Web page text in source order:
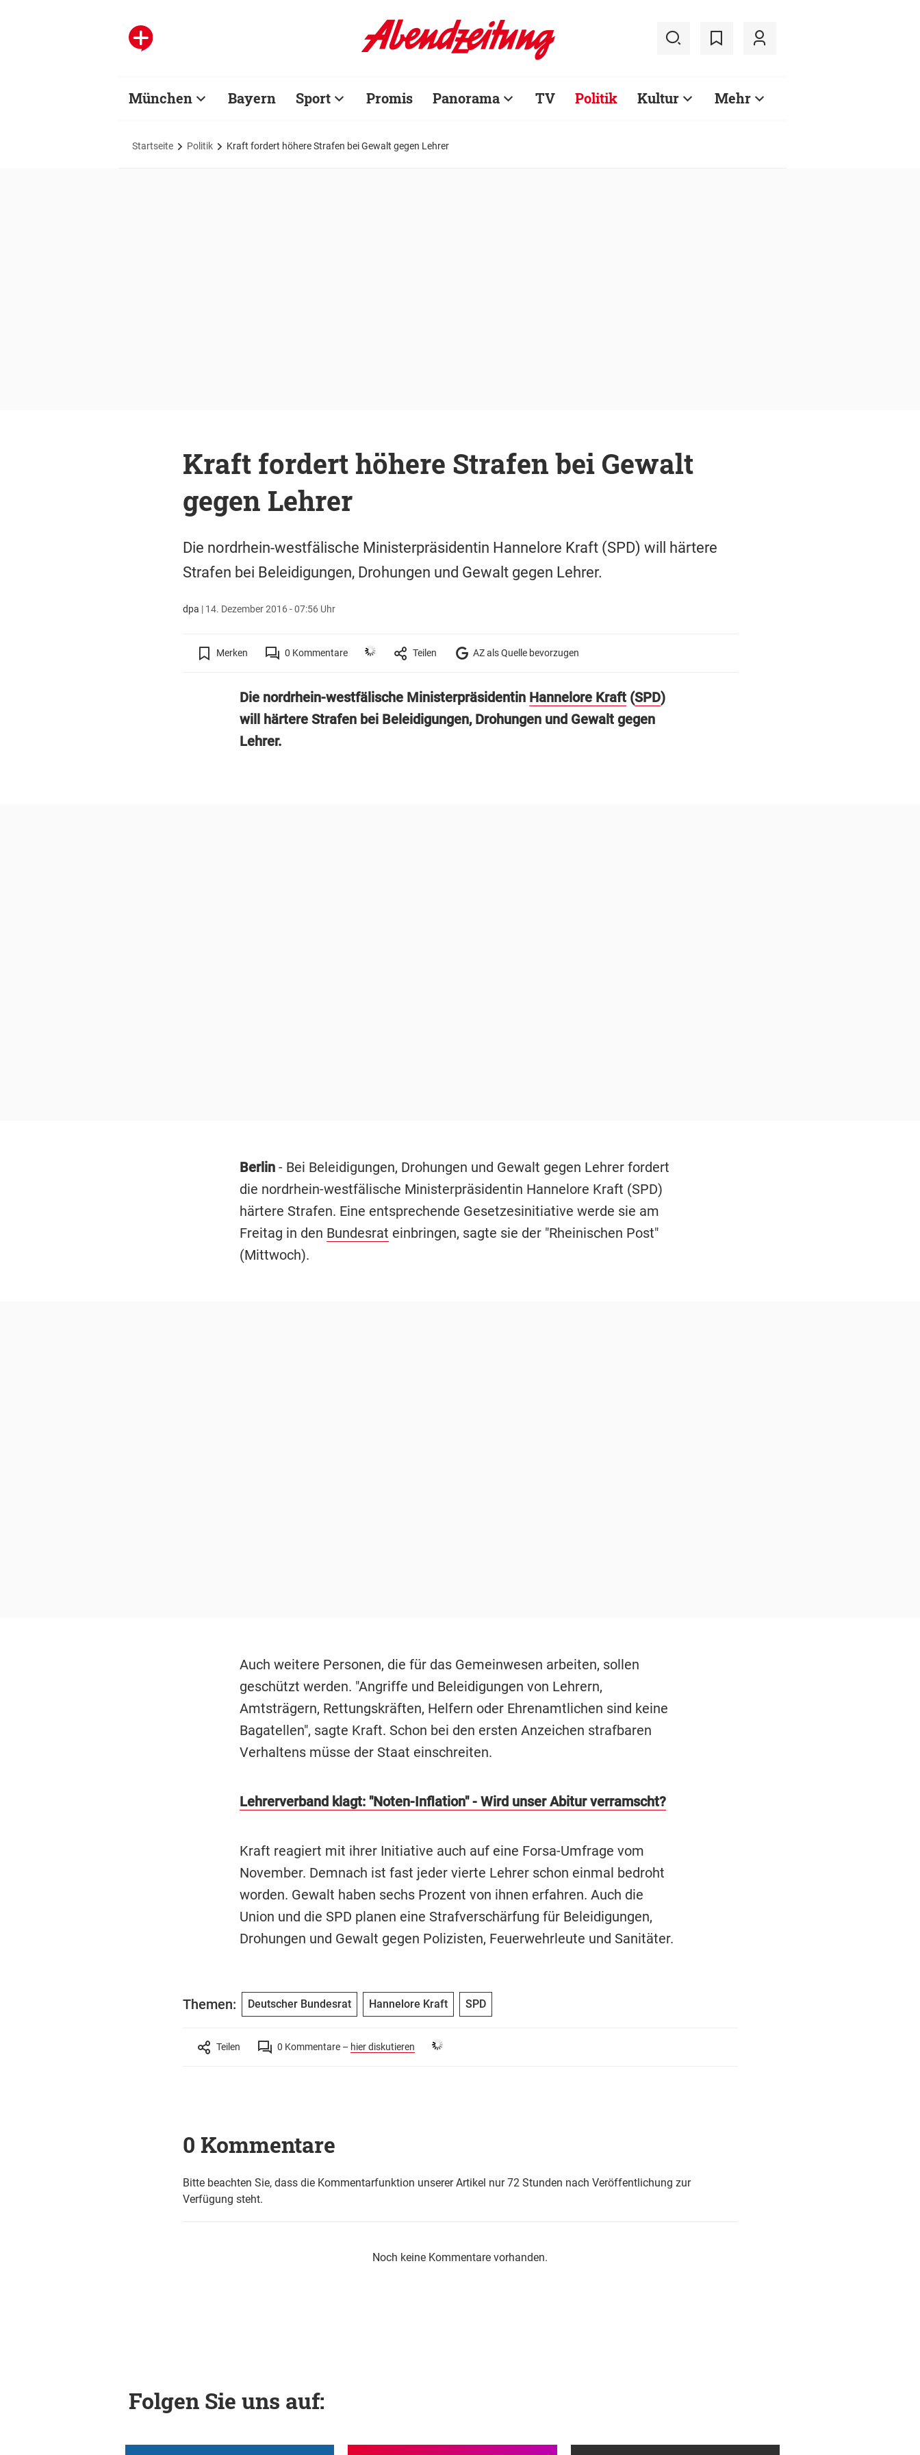
München Bayern Sport Promis Panorama TV Politik Kultur Mehr
Startseite Politik Kraft fordert höhere Strafen bei Gewalt gegen Lehrer
Kraft fordert höhere Strafen bei Gewalt
gegen Lehrer
Die nordrhein-westfälische Ministerpräsidentin Hannelore Kraft (SPD) will härtere
Strafen bei Beleidigungen, Drohungen und Gewalt gegen Lehrer.
dpa | 14. Dezember 2016 - 07:56 Uhr
Merken 0 Kommentare Teilen AZ als Quelle bevorzugen
Die nordrhein-westfälische Ministerpräsidentin Hannelore Kraft(SPD)
will härtere Strafen bei Beleidigungen, Drohungen und Gewalt gegen
Lehrer.
Berlin- Bei Beleidigungen, Drohungen und Gewalt gegen Lehrer fordert
die nordrhein-westfälische Ministerpräsidentin Hannelore Kraft (SPD)
härtere Strafen. Eine entsprechende Gesetzesinitiative werde sie am
Freitag in den Bundesrat einbringen, sagte sie der "Rheinischen Post"
(Mittwoch).
Auch weitere Personen, die für das Gemeinwesen arbeiten, sollen
geschützt werden. "Angriffe und Beleidigungen von Lehrern,
Amtsträgern, Rettungskräften, Helfern oder Ehrenamtlichen sind keine
Bagatellen", sagte Kraft. Schon bei den ersten Anzeichen strafbaren
Verhaltens müsse der Staat einschreiten.
Lehrerverband klagt: "Noten-Inflation" - Wird unser Abitur verramscht?
Kraft reagiert mit ihrer Initiative auch auf eine Forsa-Umfrage vom
November. Demnach ist fast jeder vierte Lehrer schon einmal bedroht
worden. Gewalt haben sechs Prozent von ihnen erfahren. Auch die
Union und die SPD planen eine Strafverschärfung für Beleidigungen,
Drohungen und Gewalt gegen Polizisten, Feuerwehrleute und Sanitäter.
Themen: Deutscher Bundesrat Hannelore Kraft SPD
Teilen 0 Kommentare – hier diskutieren
0 Kommentare
Bitte beachten Sie, dass die Kommentarfunktion unserer Artikel nur 72 Stunden nach Veröffentlichung zur
Verfügung steht.
Noch keine Kommentare vorhanden.
Folgen Sie uns auf: